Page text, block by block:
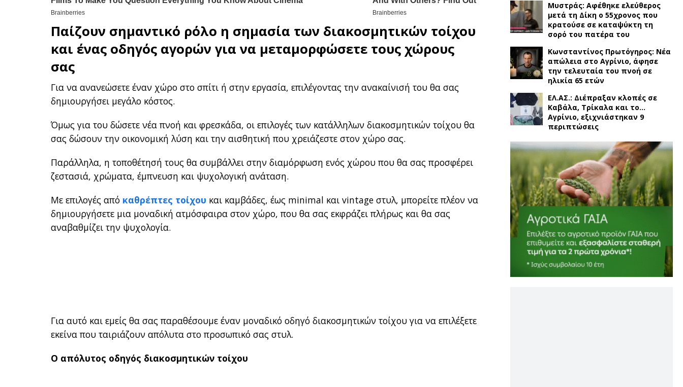
Παίζουν σημαντικό ρόλο η σημασία των διακοσμητικών τοίχου
και ένας οδηγός αγορών για να μεταμορφώσετε τους χώρους
σας
Για να ανανεώσετε έναν χώρο στο σπίτι ή στην εργασία, επιλέγοντας την ανακαίνισή του θα σας
δημιουργήσει μεγάλο κόστος.
Όμως για του δώσετε νέα πνοή και φρεσκάδα, οι επιλογές των κατάλληλων διακοσμητικών τοίχου θα
σας δώσουν την οικονομική λύση και την αισθητική που χρειάζεστε στον χώρο σας.
Παράλληλα, η τοποθέτησή τους θα συμβάλλει στην διαμόρφωση ενός χώρου που θα σας προσφέρει
ζεστασιά, χρώματα, έμπνευση και ψυχολογική ανάταση.
Με επιλογές από καθρέπτες τοίχου και καμβάδες, έως minimal και vintage στυλ, μπορείτε πλέον να
δημιουργήσετε μια μοναδική ατμόσφαιρα στον χώρο, που θα σας εκφράζει πλήρως και θα σας
αναβαθμίζει την ψυχολογία.
Για αυτό και εμείς θα σας παραθέσουμε έναν μοναδικό οδηγό διακοσμητικών τοίχου για να επιλέξετε
εκείνα που ταιριάζουν απόλυτα στο προσωπικό σας στυλ.
Ο απόλυτος οδηγός διακοσμητικών τοίχου
Μυστράς: Αφέθηκε ελεύθερος
μετά τη Δίκη ο 55χρονος που
κρατούσε σε καταψύκτη τη
σορό του πατέρα του
Κωνσταντίνος Πρωτόγηρος: Νέα
απώλεια στο Αγρίνιο, άφησε
την τελευταία του πνοή σε
ηλικία 65 ετών
ΕΛ.ΑΣ.: Διέπραξαν κλοπές σε
Καβάλα, Τρίκαλα και το…
Αγρίνιο, εξιχνιάστηκαν 9
περιπτώσεις